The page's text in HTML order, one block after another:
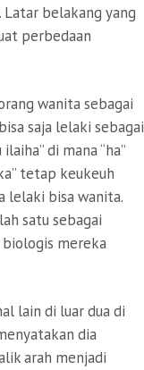
belakang yang
perbedaan
wanita sebagai
saja lelaki sebagai
di mana “ha”
tetap keukeuh
lelaki bisa wanita.
satu sebagai
biologis mereka
lain di luar dua di
dia
arah menjadi